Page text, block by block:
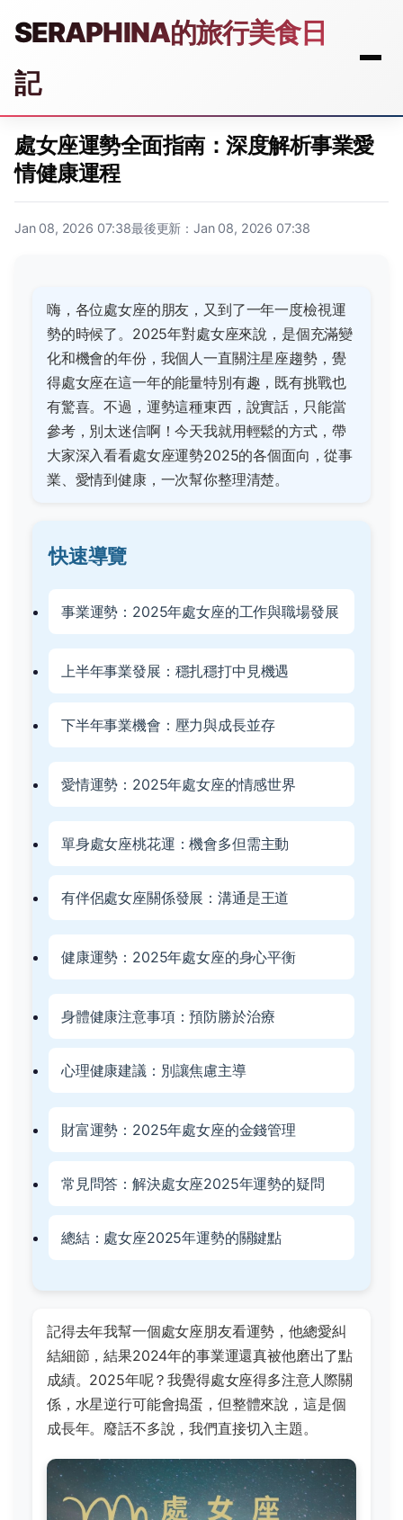
SERAPHINA的旅行美食日
記
處女座運勢全面指南：深度解析事業愛
情健康運程
Jan 08, 2026 07:38最後更新：Jan 08, 2026 07:38
嗨，各位處女座的朋友，又到了一年一度檢視運
勢的時候了。2025年對處女座來說，是個充滿變
化和機會的年份，我個人一直關注星座趨勢，覺
得處女座在這一年的能量特別有趣，既有挑戰也
有驚喜。不過，運勢這種東西，說實話，只能當
參考，別太迷信啊！今天我就用輕鬆的方式，帶
大家深入看看處女座運勢2025的各個面向，從事
業、愛情到健康，一次幫你整理清楚。
快速導覽
事業運勢：2025年處女座的工作與職場發展
上半年事業發展：穩扎穩打中見機遇
下半年事業機會：壓力與成長並存
愛情運勢：2025年處女座的情感世界
單身處女座桃花運：機會多但需主動
有伴侶處女座關係發展：溝通是王道
健康運勢：2025年處女座的身心平衡
身體健康注意事項：預防勝於治療
心理健康建議：別讓焦慮主導
財富運勢：2025年處女座的金錢管理
常見問答：解決處女座2025年運勢的疑問
總結：處女座2025年運勢的關鍵點
記得去年我幫一個處女座朋友看運勢，他總愛糾
結細節，結果2024年的事業運還真被他磨出了點
成績。2025年呢？我覺得處女座得多注意人際關
係，水星逆行可能會搗蛋，但整體來說，這是個
成長年。廢話不多說，我們直接切入主題。